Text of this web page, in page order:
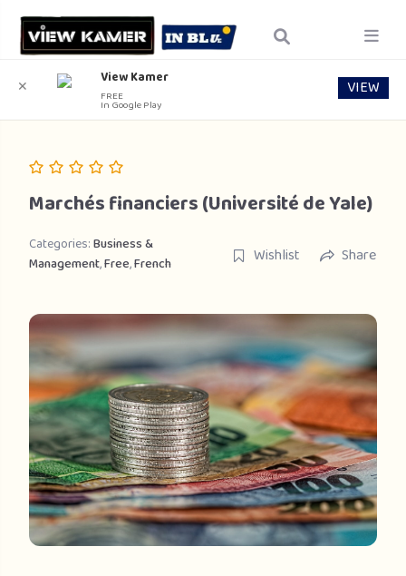
Marchés financiers (Université de Yale)
Categories:Business &
Management,Free,French Wishlist Share
✕ View Kamer
FREE
In Google Play
VIEW